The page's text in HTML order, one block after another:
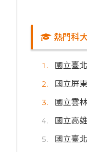
熱門科
國立臺
國立屏
國立雲
國立高
國立臺